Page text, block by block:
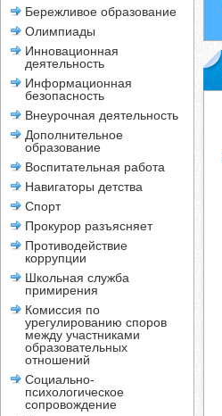
Бережливое образование
Олимпиады
Инновационная
деятельность
Информационная
безопасность
Внеурочная деятельность
Дополнительное
образование
Воспитательная работа
Навигаторы детства
Спорт
Прокурор разъясняет
Противодействие
коррупции
Школьная служба
примирения
Комиссия по
урегулированию споров
между участниками
образовательных
отношений
Социально-
психологическое
сопровождение